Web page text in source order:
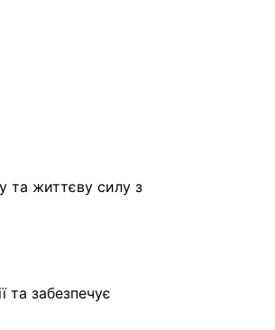
та життєву силу з
та забезпечує